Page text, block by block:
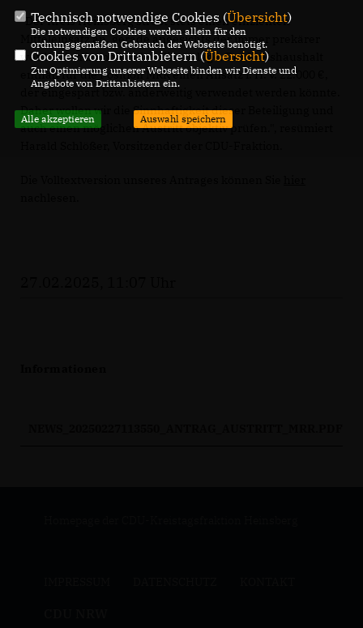
"Der Kreis Heinsberg strebt stets einen effizienten
Mitteleinsatz an, gerade angesichts der immer prekärer
werdenden kommunalen Finanzlage. Der Kreishaushalt
enthält für die Position MRR einen Ansatz i. H. v. 22.000 €,
der eingespart bzw. anderweitig verwendet werden könnte.
Daher wollen wir die Sinnhaftigkeit dieser Beteiligung und
auch einen möglichen Austritt objektiv prüfen.", resümiert
Technisch notwendige Cookies (Übersicht)
Die notwendigen Cookies werden allein für den
ordnungsgemäßen Gebrauch der Webseite benötigt.
Cookies von Drittanbietern (Übersicht)
Zur Optimierung unserer Webseite binden wir Dienste und
Angebote von Drittanbietern ein.
Alle akzeptieren Auswahl speichern